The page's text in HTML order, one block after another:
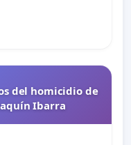
del homicidio de
Ibarra